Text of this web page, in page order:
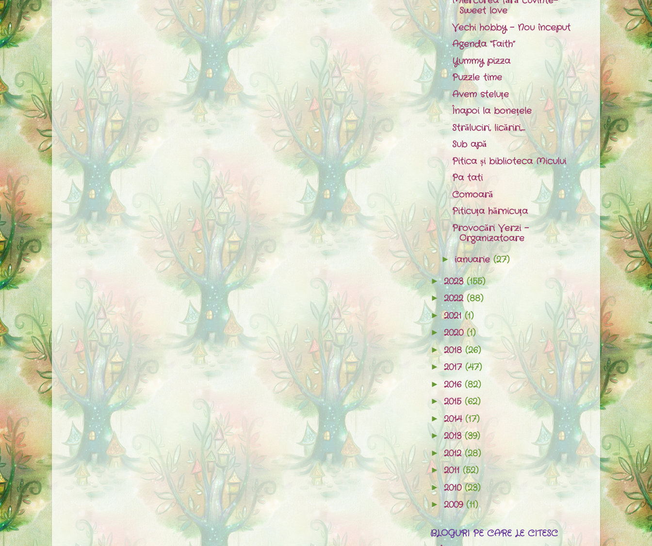
Sweet love
Vechi hobby - Nou început
Agenda “Faith”
Yummy pizza
Puzzle time
Avem steluțe
Înapoi la bonețele
Străluciri, licăriri,...
Sub apă
Pitica și biblioteca Micului
Pa tati
Comoară
Piticuța hărnicuța
Provocări Verzi -
Organizatoare
► ianuarie(27)
►2023(155)
► 2022 (88)
►2021(1)
► 2020(1)
► 2018(26)
► 2017 (47)
►2016 (82)
►2015 (62)
► 2014(17)
►2013(39)
►2012(28)
► 2011(52)
► 2010(23)
► 2009(11)
BLOGURI PE CARE LE CITESC